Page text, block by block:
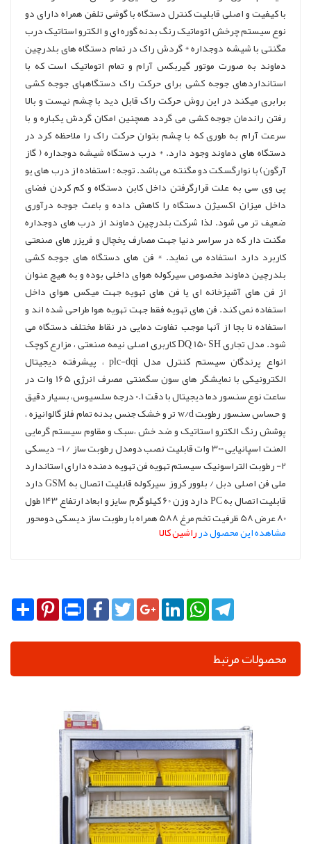
با کیفیت و اصلی قابلیت کنترل دستگاه با گوشی تلفن همراه دارای دو
نوع سیستم چرخش اتوماتیک رنگ بدنه گوره ای و الکترو استاتیک درب
مگنتی با شیشه دوجداره * گردش راک در تمام دستگاه های بلدرچین
دماوند به صورت موتور گیربکس آرام و تمام اتوماتیک است که با
استانداردهای جوجه کشی برای حرکت راک دستگاههای جوجه کشی
برابری میکند در این روش حرکت راک قابل دید با چشم نیست و بالا
رفتن راندمان جوجه کشی می گردد همچنین امکان گردش یکباره و با
سرعت آرام به طوری که با چشم بتوان حرکت راک را ملاحظه کرد در
دستگاه های دماوند وجود دارد. * درب دستگاه شیشه دوجداره ( گاز
آرگون) با نوارگسکت دو مگنته می باشد. توجه : استفاده از درب های یو
پی وی سی به علت قرارگرفتن داخل کابن دستگاه و کم کردن فضای
داخل میزان اکسیژن دستگاه را کاهش داده و باعث جوجه درآوری
ضعیف تر می شود. لذا شرکت بلدرچین دماوند از درب های دوجداره
مگنت دار که در سراسر دنیا جهت مصارف یخچال و فریزر های صنعتی
کاربرد دارد استفاده می نماید. * فن های دستگاه های جوجه کشی
بلدرچین دماوند مخصوص سیرکوله هوای داخلی بوده و به هیچ عنوان
از فن های آشپزخانه ای یا فن های تهویه جهت میکس هوای داخل
استفاده نمی کند. فن های تهویه فقط جهت تهویه هوا طراحی شده اند و
استفاده نا بجا از آنها موجب تفاوت دمایی در نقاط مختلف دستگاه می
شود. مدل تجاری DQ 150 SH کاربری اصلی نیمه صنعتی ، مزارع کوچک
انواع پرندگان سیستم کنترل مدل plc-dqi ، پیشرفته دیجیتال
الکترونیکی با نمایشگر های سون سگمنتی مصرف انرژی 165 وات در
ساعت نوع سنسور دما دیجیتال با دقت 0.1 درجه سلسیوس، بسیار دقیق
و حساس سنسور رطوبت w/d تر و خشک جنس بدنه تمام فلز گالوانیزه ،
پوشش رنگ الکترو استاتیک و ضد خش ،سبک و مقاوم سیستم گرمایی
المنت اسپانیایی 300 وات قابلیت نصب دومدل رطوبت ساز / 1- دیسکی
2- رطوبت التراسونیک سیستم تهویه فن تهویه دمنده دارای استاندارد
ملی فن اصلی دبل / بلوور کروز سیرکوله قابلیت اتصال به GSM دارد
قابلیت اتصال به PC دارد وزن 60 کیلو گرم سایز و ابعاد ارتفاع 143 طول
80 عرض 58 ظرفیت تخم مرغ 588 همراه با رطوبت ساز دیسکی دومحور
مشاهده این محصول درراشین کالا
Share PinterestPrint FacebookTwitterGoogle+LinkedInWhatsApp
محصولات مرتبط